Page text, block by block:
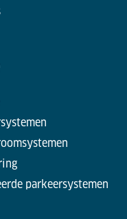
parkeersystemen